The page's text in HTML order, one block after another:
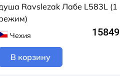
Ravslezak Лабе L583L (1
Чехия 15849
В корзину